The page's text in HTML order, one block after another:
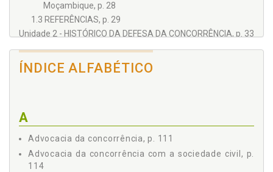
Moçambique, p. 28
1.3 REFERÊNCIAS, p. 29
Unidade 2 - HISTÓRICO DA DEFESA DA CONCORRÊNCIA, p. 33
2.1 ASPECTOS HISTÓRICOS, p. 33
Brasil, p. 33
A Lei 8.884/1994, p. 36
2.2 COOPERAÇÃO INTERNACIONAL, p. 49
International Competition Network (ICN), p. 51
ÍNDICE ALFABÉTICO
A
Advocacia da concorrência, p. 111
Advocacia da concorrência com a sociedade civil, p.
114